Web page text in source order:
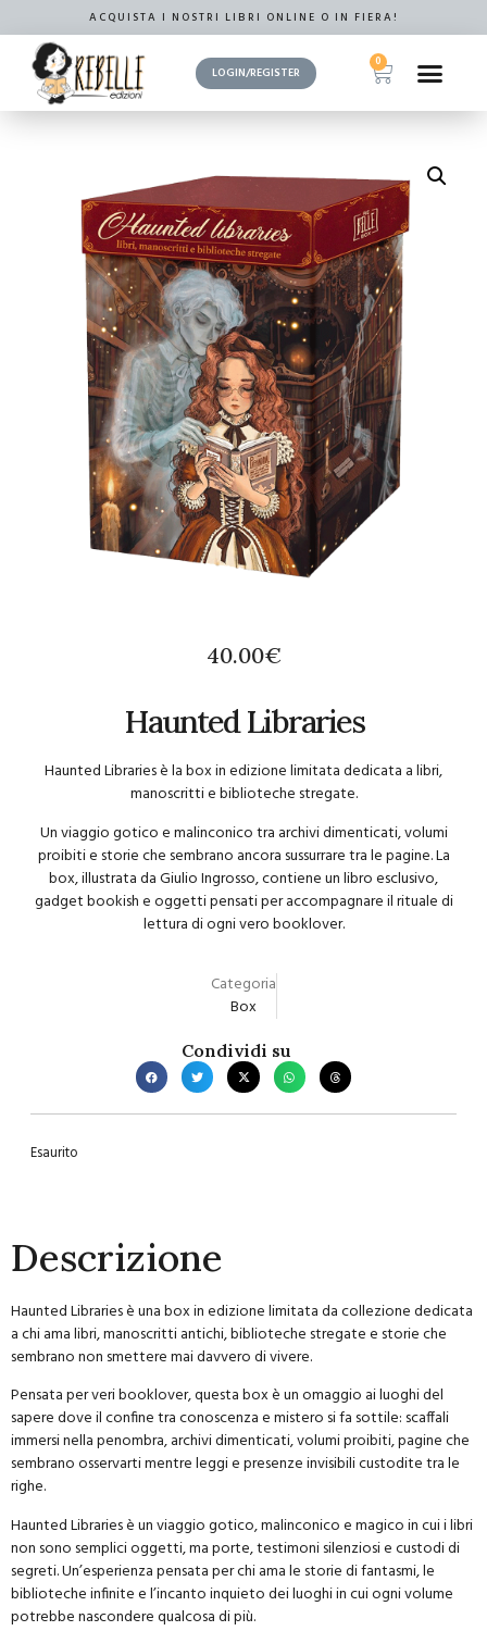
ACQUISTA I NOSTRI LIBRI ONLINE O IN FIERA!
LOGIN/REGISTER
0
40.00€
Haunted Libraries
Haunted Libraries è la box in edizione limitata dedicata a libri,
manoscritti e biblioteche stregate.
Un viaggio gotico e malinconico tra archivi dimenticati, volumi
proibiti e storie che sembrano ancora sussurrare tra le pagine. La
box, illustrata da Giulio Ingrosso, contiene un libro esclusivo,
gadget bookish e oggetti pensati per accompagnare il rituale di
lettura di ogni vero booklover.
Categoria
Box
Condividi su
Esaurito
Descrizione
Haunted Libraries è una box in edizione limitata da collezione dedicata
a chi ama libri, manoscritti antichi, biblioteche stregate e storie che
sembrano non smettere mai davvero di vivere.
Pensata per veri booklover, questa box è un omaggio ai luoghi del
sapere dove il confine tra conoscenza e mistero si fa sottile: scaffali
immersi nella penombra, archivi dimenticati, volumi proibiti, pagine che
sembrano osservarti mentre leggi e presenze invisibili custodite tra le
righe.
Haunted Libraries è un viaggio gotico, malinconico e magico in cui i libri
non sono semplici oggetti, ma porte, testimoni silenziosi e custodi di
segreti. Un’esperienza pensata per chi ama le storie di fantasmi, le
biblioteche infinite e l’incanto inquieto dei luoghi in cui ogni volume
potrebbe nascondere qualcosa di più.